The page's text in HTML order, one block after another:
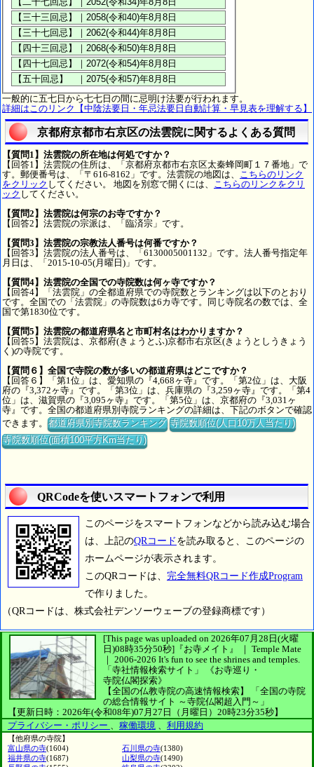
一般的に五七日から七七日の間に忌明け法要が行われます。
詳細はこのリンク【中陰法要日・年忌法要日自動計算・早見表を理解する】
京都府京都市右京区の法雲院に関するよくある質問
【質問1】法雲院の所在地は何処ですか？
【回答1】法雲院の住所は、「京都府京都市右京区太秦蜂岡町１７番地」で
す。郵便番号は、「〒616-8162」です。法雲院の地図は、 こちらのリンク
をクリック してください。 地図を別窓で開くには、 こちらのリンクをクリ
ック してください。
【質問2】法雲院は何宗のお寺ですか？
【回答2】法雲院の宗派は、「臨済宗」です。
【質問3】法雲院の宗教法人番号は何番ですか？
【回答3】法雲院の法人番号は、「6130005001132」です。法人番号指定年
月日は、「2015-10-05(月曜日)」です。
【質問4】法雲院の全国での寺院数は何ヶ寺ですか？
【回答4】「法雲院」の全都道府県での寺院数とランキングは以下のとおり
です。全国での「法雲院」の寺院数は6カ寺です。同じ寺院名の数では、全
国で第1830位です。
【質問5】法雲院の都道府県名と市町村名はわかりますか？
【回答5】法雲院は、京都府(きょうとふ)京都市右京区(きょうとしうきょう
く)の寺院です。
【質問６】全国で寺院の数が多いの都道府県はどこですか？
【回答６】「第1位」は、愛知県の『4,668ヶ寺』です。「第2位」は、大阪
府の『3,372ヶ寺』です。「第3位」は、兵庫県の『3,259ヶ寺』です。「第4
位」は、滋賀県の『3,095ヶ寺』です。「第5位」は、京都府の『3,031ヶ
寺』です。全国の都道府県別寺院ランキングの詳細は、下記のボタンで確認
できます。都道府県別寺院数ランキング 寺院数順位(人口10万人当たり)
寺院数順位(面積100平方Km当たり)
QRCodeを使いスマートフォンで利用
このページをスマートフォンなどから読み込む場合
は、上記のQRコード を読み取ると、このページの
ホームページが表示されます。
このQRコードは、 完全無料QRコード作成Program
で作りました。
（QRコードは、株式会社デンソーウェーブの登録商標です）
[This page was uploaded on 2026年07月28日(火曜
日)08時35分50秒] 『お寺メイト』 ｜ Temple Mate
｜ 2006-2026 It's fun to see the shrines and temples.
「寺社情報検索サイト」
《お寺巡り・
寺院仏閣探索》
【全国の仏教寺院の高速情報検索】
「全国の寺院
の総合情報サイト ～寺院仏閣超入門～」
【更新日時：2026年(令和08年)07月27日（月曜日）20時23分35秒】
プライバシー・ポリシー 、 稼働環境 、 利用規約
【他府県の寺院】
富山県の寺(1604) 石川県の寺(1380)
福井県の寺(1687) 山梨県の寺(1490)